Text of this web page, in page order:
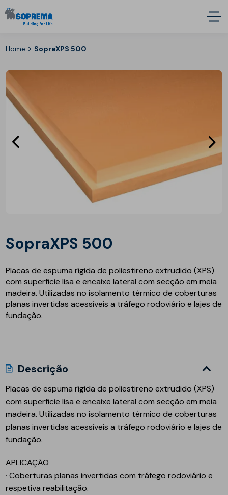
Home > SopraXPS 500
Eléments
précédent
SopraXPS 500
Placas de espuma rígida de poliestireno extrudido (XPS)
com superfície lisa e encaixe lateral com secção em meia
madeira. Utilizadas no isolamento térmico de coberturas
planas invertidas acessíveis a tráfego rodoviário e lajes de
fundação.
Descrição
Placas de espuma rígida de poliestireno extrudido (XPS)
com superfície lisa e encaixe lateral com secção em meia
madeira. Utilizadas no isolamento térmico de coberturas
planas invertidas acessíveis a tráfego rodoviário e lajes de
fundação.
APLICAÇÃO
· Coberturas planas invertidas com tráfego rodoviário e
respetiva reabilitação.